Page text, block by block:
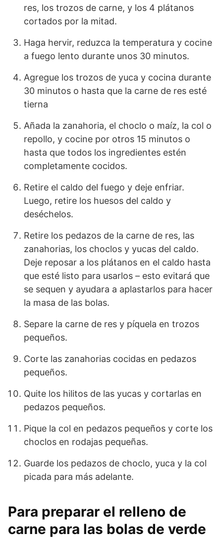
res, los trozos de carne, y los 4 plátanos
cortados por la mitad.
Haga hervir, reduzca la temperatura y cocine
a fuego lento durante unos 30 minutos.
Agregue los trozos de yuca y cocina durante
30 minutos o hasta que la carne de res esté
tierna
Añada la zanahoria, el choclo o maíz, la col o
repollo, y cocine por otros 15 minutos o
hasta que todos los ingredientes estén
completamente cocidos.
Retire el caldo del fuego y deje enfriar.
Luego, retire los huesos del caldo y
deséchelos.
Retire los pedazos de la carne de res, las
zanahorias, los choclos y yucas del caldo.
Deje reposar a los plátanos en el caldo hasta
que esté listo para usarlos – esto evitará que
se sequen y ayudara a aplastarlos para hacer
la masa de las bolas.
Separe la carne de res y píquela en trozos
pequeños.
Corte las zanahorias cocidas en pedazos
pequeños.
Quite los hilitos de las yucas y cortarlas en
pedazos pequeños.
Pique la col en pedazos pequeños y corte los
choclos en rodajas pequeñas.
Guarde los pedazos de choclo, yuca y la col
picada para más adelante.
Para preparar el relleno de
carne para las bolas de verde